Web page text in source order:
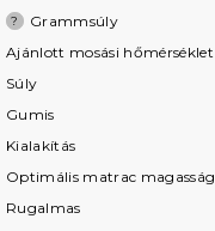
? Grammsúly
Ajánlott mosási hőmérséklet
Súly
Gumis
Kialakítás
Optimális matrac magasság
Rugalmas